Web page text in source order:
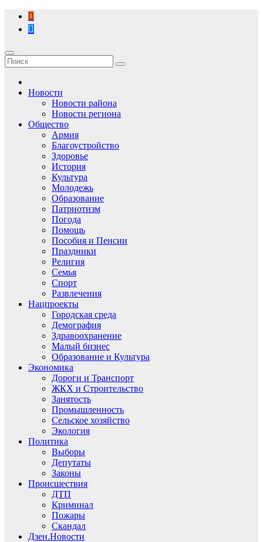
Перейти
содержимому
Новости
Новости района
Новости региона
Общество
Армия
Благоустройство
Здоровье
История
Культура
Молодежь
Образование
Патриотизм
Погода
Помощь
Пособия и Пенсии
Праздники
Религия
Семья
Спорт
Развлечения
Нацпроекты
Городская среда
Демография
Здравоохранение
Малый бизнес
Образование и Культура
Экономика
Дороги и Транспорт
ЖКХ и Строительство
Занятость
Промышленность
Сельское хозяйство
Экология
Политика
Выборы
Депутаты
Законы
Происшествия
ДТП
Криминал
Пожары
Скандал
Дзен.Новости